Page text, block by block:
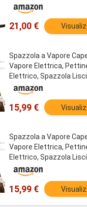
230℃, spazzola
spazzola per capelli a
21,00 €
Spazzola a Vapore
Vapore Elettrica,
Elettrico, Spazzola
Viaggio Casa Lisciante
Spessi
15,99 €
Spazzola a Vapore
Vapore Elettrica,
Elettrico, Spazzola
Viaggio Casa Lisciante
Spessi
15,99 €